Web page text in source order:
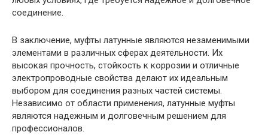
соединение.
В заключение, муфты латунные являются незаменимыми
элементами в различных сферах деятельности. Их
высокая прочность, стойкость к коррозии и отличные
электропроводные свойства делают их идеальным
выбором для соединения разных частей системы.
Независимо от области применения, латунные муфты
являются надежным и долговечным решением для
профессионалов.